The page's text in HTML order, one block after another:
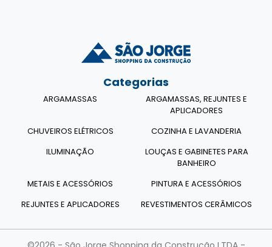
Categorias
ARGAMASSAS
ARGAMASSAS, REJUNTES E
APLICADORES
CHUVEIROS ELÉTRICOS
COZINHA E LAVANDERIA
ILUMINAÇÃO
LOUÇAS E GABINETES PARA
BANHEIRO
METAIS E ACESSÓRIOS
PINTURA E ACESSÓRIOS
REJUNTES E APLICADORES
REVESTIMENTOS CERÂMICOS